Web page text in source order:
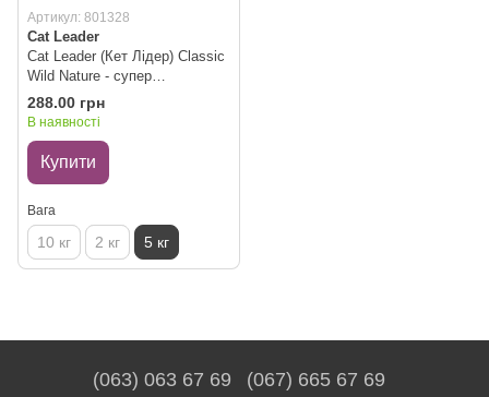
Артикул: 801328
Cat Leader
Cat Leader (Кет Лідер) Classic
Wild Nature - супер
поглинаючий наповнювач у
котячий туалет з ароматом
288.00 грн
В наявності
Купити
Вага
10 кг 2 кг 5 кг
(063) 063 67 69 (067) 665 67 69